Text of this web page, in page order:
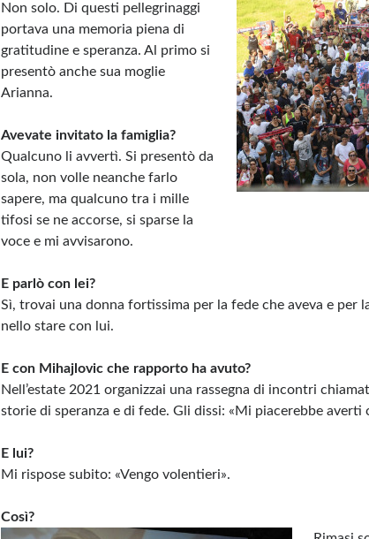
Non solo. Di questi pellegrinaggi
portava una memoria piena di
gratitudine e speranza. Al primo si
presentò anche sua moglie
Arianna.
Avevate invitato la famiglia?
Qualcuno li avvertì. Si presentò da
sola, non volle neanche farlo
sapere, ma qualcuno tra i mille
tifosi se ne accorse, si sparse la
voce e mi avvisarono.
E parlò con lei?
Sì, trovai una donna fortissima per la fede che aveva e per
nello stare con lui.
E con Mihajlovic che rapporto ha avuto?
Nell’estate 2021 organizzai una rassegna di incontri
storie di speranza e di fede. Gli dissi: «Mi piacerebbe averti
E lui?
Mi rispose subito: «Vengo volentieri».
Così?